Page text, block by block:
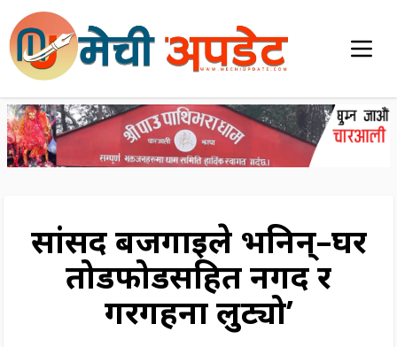
सांसद बजगाईले भनिन्–घर
तोडफोडसहित नगद र
गरगहना लुट्यो’